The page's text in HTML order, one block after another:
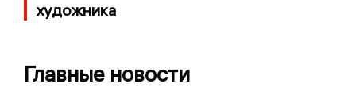
художника
Главные новости